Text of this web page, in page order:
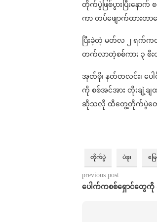
တိုက်ပွဲဖြစ်ပွားပြီးနော
ကာ တပ်ဖျောက်ထားတ
ပြီးခဲ့တဲ့ မတ်လ ၂ ရက်ကလ
တက်လာတဲ့စစ်ကား ၃ စီး
အုတ်ဖို၊ နတ်တလင်း၊ ပေါ
ကို စစ်အင်အား တိုးချဲ့ခ
ဆိုသလို ထိတွေ့တိုက်ပွဲတွေ ဖ
တိုက်ပွဲ ပဲခူး မ
previous post
ပေါက်ကစစ်ရှောင်တွေကို